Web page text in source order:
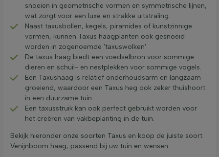
snoeien in geometrische vormen en symmetrische lijnen,
wat zorgt voor een luxe en strakke uitstraling.
Naast taxusbollen, kegels, piramides of kunstzinnige
vormen, kunnen Taxus haagplanten ook gesnoeid
worden in zogenoemde 'taxuswolken'.
De taxus haag biedt een voedselbron voor sommige
dieren en schuil- en nestplekken voor sommige vogels.
Een Taxushaag is relatief onderhoudsarm en langzaam
groeiend, waardoor een Taxus heg ook zeker thuishoort
in een duurzame tuin.
Een taxusstruik kan ook perfect gebruikt worden voor
het creëren van vakbeplanting in de tuin.
Bekijk hieronder onze soorten Taxus en koop de juiste soort
Venijnboom haag, passend bij uw tuin en wensen.